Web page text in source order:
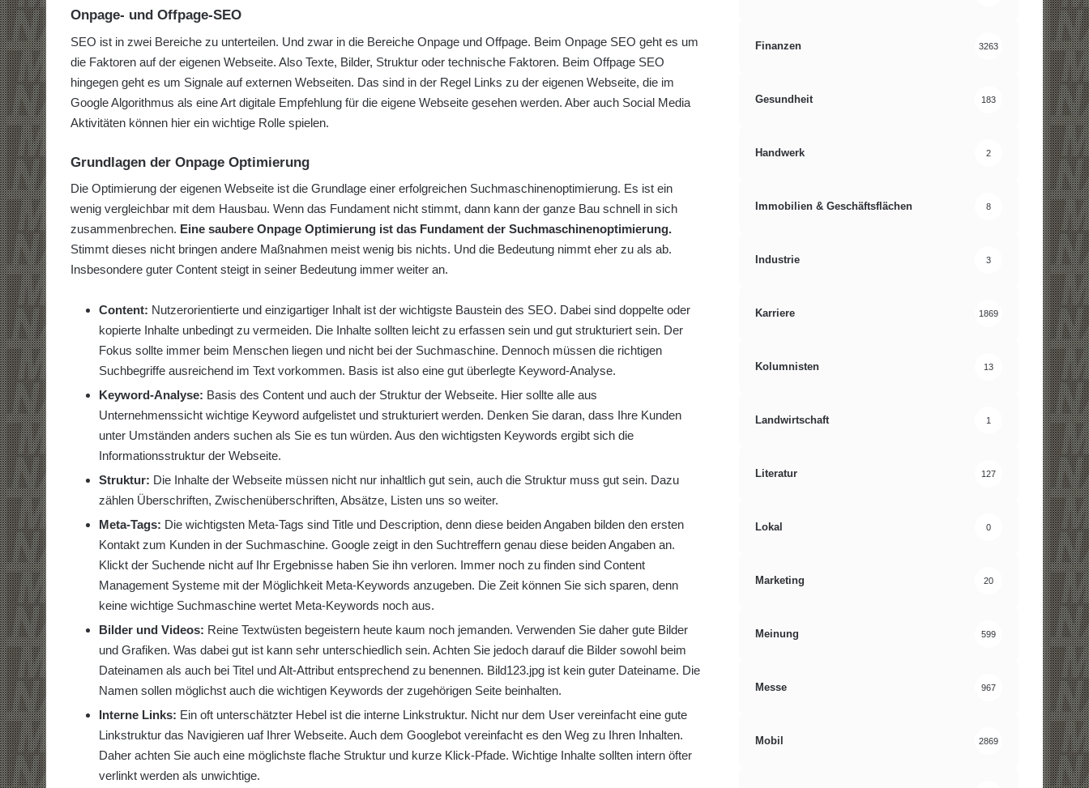
Onpage- und Offpage-SEO
SEO ist in zwei Bereiche zu unterteilen. Und zwar in die Bereiche Onpage und Offpage. Beim Onpage SEO geht es um
die Faktoren auf der eigenen Webseite. Also Texte, Bilder, Struktur oder technische Faktoren. Beim Offpage SEO
hingegen geht es um Signale auf externen Webseiten. Das sind in der Regel Links zu der eigenen Webseite, die im
Google Algorithmus als eine Art digitale Empfehlung für die eigene Webseite gesehen werden. Aber auch Social Media
Aktivitäten können hier ein wichtige Rolle spielen.
Grundlagen der Onpage Optimierung
Die Optimierung der eigenen Webseite ist die Grundlage einer erfolgreichen Suchmaschinenoptimierung. Es ist ein
wenig vergleichbar mit dem Hausbau. Wenn das Fundament nicht stimmt, dann kann der ganze Bau schnell in sich
zusammenbrechen. Eine saubere Onpage Optimierung ist das Fundament der Suchmaschinenoptimierung.
Stimmt dieses nicht bringen andere Maßnahmen meist wenig bis nichts. Und die Bedeutung nimmt eher zu als ab.
Insbesondere guter Content steigt in seiner Bedeutung immer weiter an.
Content: Nutzerorientierte und einzigartiger Inhalt ist der wichtigste Baustein des SEO. Dabei sind doppelte oder
kopierte Inhalte unbedingt zu vermeiden. Die Inhalte sollten leicht zu erfassen sein und gut strukturiert sein. Der
Fokus sollte immer beim Menschen liegen und nicht bei der Suchmaschine. Dennoch müssen die richtigen
Suchbegriffe ausreichend im Text vorkommen. Basis ist also eine gut überlegte Keyword-Analyse.
Keyword-Analyse: Basis des Content und auch der Struktur der Webseite. Hier sollte alle aus
Unternehmenssicht wichtige Keyword aufgelistet und strukturiert werden. Denken Sie daran, dass Ihre Kunden
unter Umständen anders suchen als Sie es tun würden. Aus den wichtigsten Keywords ergibt sich die
Informationsstruktur der Webseite.
Struktur: Die Inhalte der Webseite müssen nicht nur inhaltlich gut sein, auch die Struktur muss gut sein. Dazu
zählen Überschriften, Zwischenüberschriften, Absätze, Listen uns so weiter.
Meta-Tags: Die wichtigsten Meta-Tags sind Title und Description, denn diese beiden Angaben bilden den ersten
Kontakt zum Kunden in der Suchmaschine. Google zeigt in den Suchtreffern genau diese beiden Angaben an.
Klickt der Suchende nicht auf Ihr Ergebnisse haben Sie ihn verloren. Immer noch zu finden sind Content
Management Systeme mit der Möglichkeit Meta-Keywords anzugeben. Die Zeit können Sie sich sparen, denn
keine wichtige Suchmaschine wertet Meta-Keywords noch aus.
Bilder und Videos: Reine Textwüsten begeistern heute kaum noch jemanden. Verwenden Sie daher gute Bilder
und Grafiken. Was dabei gut ist kann sehr unterschiedlich sein. Achten Sie jedoch darauf die Bilder sowohl beim
Dateinamen als auch bei Titel und Alt-Attribut entsprechend zu benennen. Bild123.jpg ist kein guter Dateiname. Die
Namen sollen möglichst auch die wichtigen Keywords der zugehörigen Seite beinhalten.
Interne Links: Ein oft unterschätzter Hebel ist die interne Linkstruktur. Nicht nur dem User vereinfacht eine gute
Linkstruktur das Navigieren uaf Ihrer Webseite. Auch dem Googlebot vereinfacht es den Weg zu Ihren Inhalten.
Daher achten Sie auch eine möglichste flache Struktur und kurze Klick-Pfade. Wichtige Inhalte sollten intern öfter
verlinkt werden als unwichtige.
Finanzen 3263
Gesundheit 183
Handwerk 2
Immobilien & Geschäftsflächen 8
Industrie 3
Karriere 1869
Kolumnisten 13
Landwirtschaft 1
Literatur 127
Lokal 0
Marketing 20
Meinung 599
Messe 967
Mobil 2869